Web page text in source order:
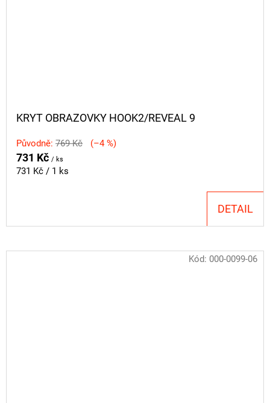
KRYT OBRAZOVKY HOOK2/REVEAL 9
Původně: 769 Kč (–4 %)
731 Kč / ks
Měrná
731 Kč / 1 ks
DETAIL
Kód: 000-0099-06